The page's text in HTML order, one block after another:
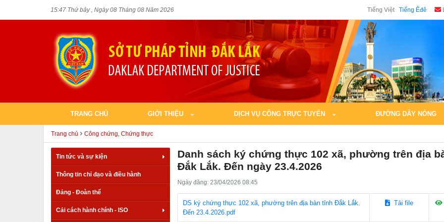
15:47 Thứ bảy , Ngày 08 Tháng 08 Năm 2026 Tiếng Việt Tiếng Êđê
TRANG CHỦ GIỚI THIỆU DỊCH VỤ CÔNG TRỰC TUYẾN ĐƯỜNG DÂY NÓNG
Trang chủ Công chứng, Chứng thực
Tin tức và sự kiện
Thông tin chỉ đạo và điều hành
Đảng - Đoàn thể
Cải cách hành chính - ISO
Danh sách ký chứng thực 102 xã, phường trên địa
Đắk Lắk. Đến ngày 23.4.2026
Ngày đăng: 23/04/2026 08:45
DS ký chứng thực 102 xã, phường trên địa bàn tỉnh Đắk Lắk.
Đến 23.4.2026.pdf
Tải file